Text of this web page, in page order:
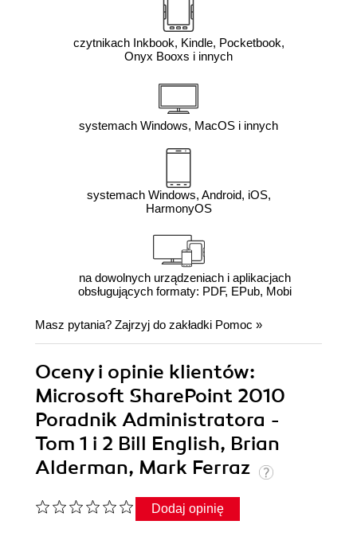
czytnikach Inkbook, Kindle, Pocketbook,
Onyx Booxs i innych
systemach Windows, MacOS i innych
systemach Windows, Android, iOS,
HarmonyOS
na dowolnych urządzeniach i aplikacjach
obsługujących formaty: PDF, EPub, Mobi
Masz pytania? Zajrzyj do zakładki Pomoc »
Oceny i opinie klientów:
Microsoft SharePoint 2010
Poradnik Administratora -
Tom 1 i 2 Bill English, Brian
Alderman, Mark Ferraz
Dodaj opinię